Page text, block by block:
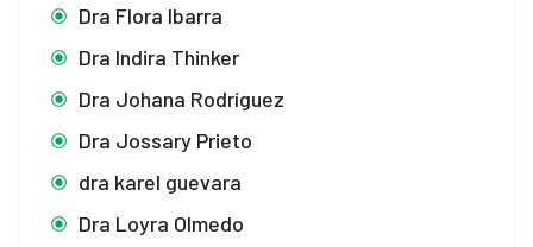
Dra Flora Ibarra
Dra Indira Thinker
Dra Johana Rodríguez
Dra Jossary Prieto
dra karel guevara
Dra Loyra Olmedo